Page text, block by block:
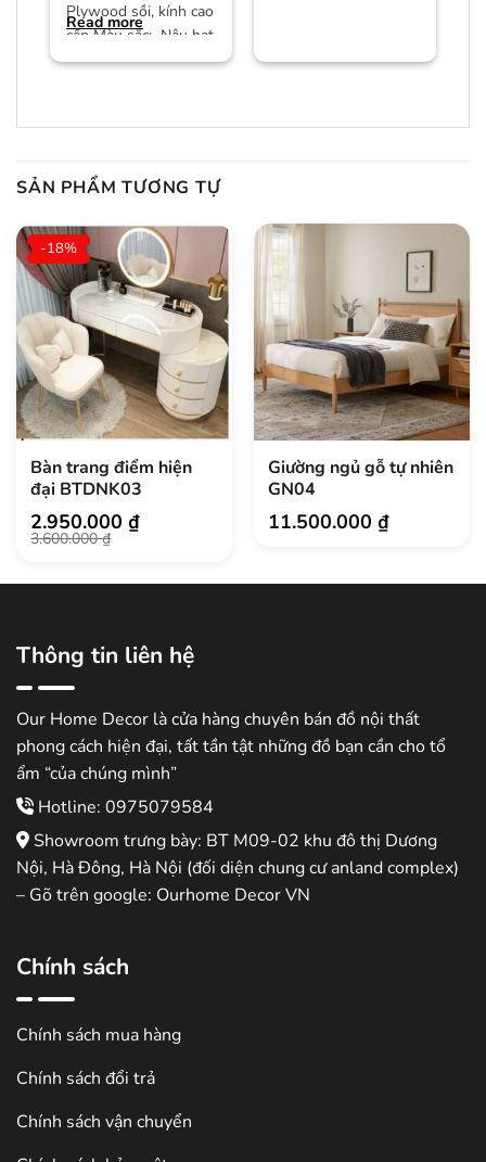
Plywood sồi, kính cao
cấp Màu sắc: Nâu hạt
dẻ/màu trần Bảo
Read more
SẢN PHẨM TƯƠNG TỰ
-18%
Bàn trang điểm hiện
đại BTDNK03
3.600.000₫
Giá
gốc
2.950.000₫
Giá
hiện
Giường ngủ gỗ tự nhiên
GN04
11.500.000₫
Thông tin liên hệ
Our Home Decor là cửa hàng chuyên bán đồ nội thất
phong cách hiện đại, tất tần tật những đồ bạn cần cho tổ
ẩm “của chúng mình”
Hotline: 0975079584
Showroom trưng bày: BT M09-02 khu đô thị Dương
Nội, Hà Đông, Hà Nội (đối diện chung cư anland complex)
– Gõ trên google: Ourhome Decor VN
Chính sách
Chính sách mua hàng
Chính sách đổi trả
Chính sách vận chuyển